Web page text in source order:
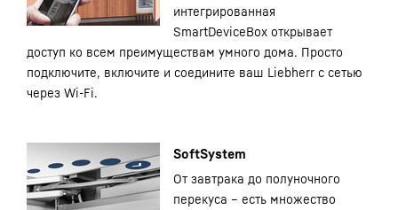
интегрированная
SmartDeviceBox открывает
доступ ко всем преимуществам умного дома. Просто
подключите, включите и соедините ваш Liebherr с сетью
через Wi-Fi.
SoftSystem
От завтрака до полуночного
перекуса – есть множество